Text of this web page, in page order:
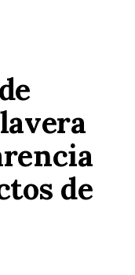
de